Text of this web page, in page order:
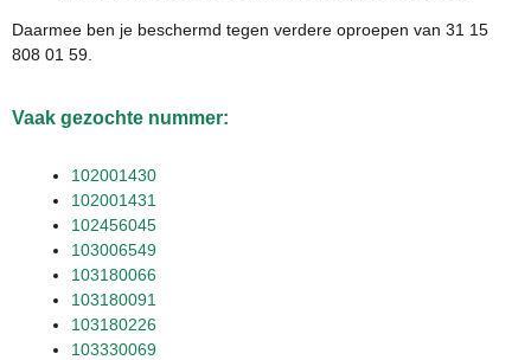
Daarmee ben je beschermd tegen verdere oproepen van 31 15
808 01 59.
Vaak gezochte nummer:
102001430
102001431
102456045
103006549
103180066
103180091
103180226
103330069